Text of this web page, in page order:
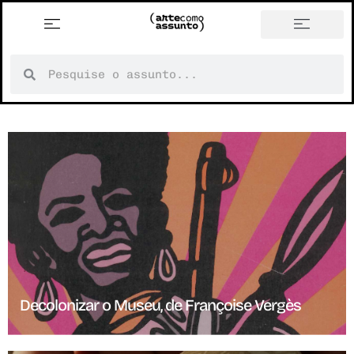
Decolonizar o Museu, de Françoise Vergès